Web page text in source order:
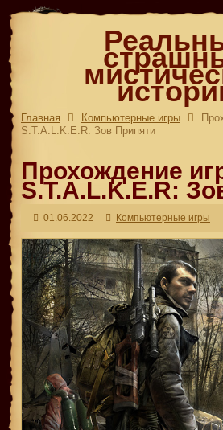
Главная Компьютерные игры
S.T.A.L.K.E.R: Зов Припяти
Прохождение
S.T.A.L.K.E.R:
01.06.2022 Компьютерные игры